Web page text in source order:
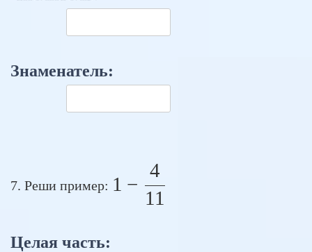
Знаменатель:
7. Реши пример: 1 - \frac{4}{11}
1 −
11
4
Целая часть: